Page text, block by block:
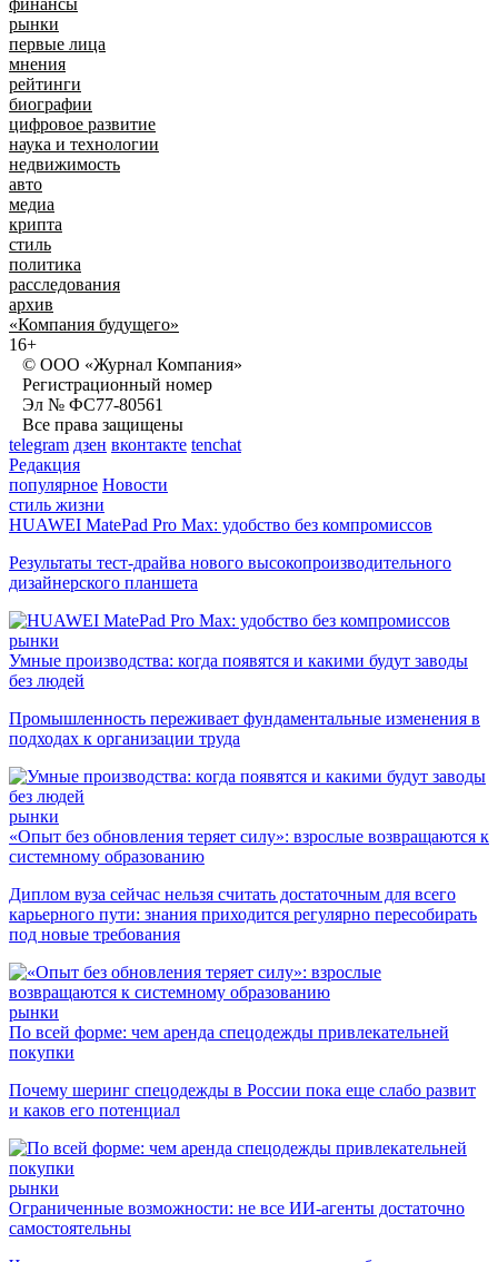
финансы
рынки
первые лица
мнения
рейтинги
биографии
цифровое развитие
наука и технологии
недвижимость
авто
медиа
крипта
стиль
политика
расследования
архив
«Компания будущего»
16+
© ООО «Журнал Компания»
Регистрационный номер
Эл № ФС77-80561
Все права защищены
telegram дзен вконтакте tenchat
Редакция
популярное Новости
стиль жизни
HUAWEI MatePad Pro Max: удобство без компромиссов
Результаты тест-драйва нового высокопроизводительного
дизайнерского планшета
рынки
Умные производства: когда появятся и какими будут заводы
без людей
Промышленность переживает фундаментальные изменения в
подходах к организации труда
рынки
«Опыт без обновления теряет силу»: взрослые возвращаются к
системному образованию
Диплом вуза сейчас нельзя считать достаточным для всего
карьерного пути: знания приходится регулярно пересобирать
под новые требования
рынки
По всей форме: чем аренда спецодежды привлекательней
покупки
Почему шеринг спецодежды в России пока еще слабо развит
и каков его потенциал
рынки
Ограниченные возможности: не все ИИ-агенты достаточно
самостоятельны